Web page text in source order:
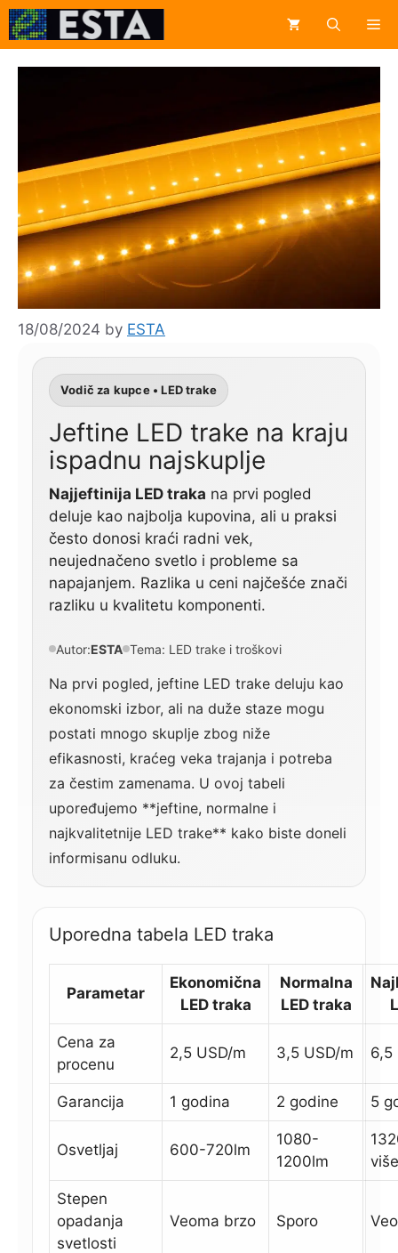
Skip
to
content
18/08/2024 by ESTA
Vodič za kupce • LED trake
Jeftine LED trake na kraju
ispadnu najskuplje
Najjeftinija LED traka na prvi pogled
deluje kao najbolja kupovina, ali u praksi
često donosi kraći radni vek,
neujednačeno svetlo i probleme sa
napajanjem. Razlika u ceni najčešće znači
razliku u kvalitetu komponenti.
Autor:ESTA Tema: LED trake i troškovi
Na prvi pogled, jeftine LED trake deluju kao
ekonomski izbor, ali na duže staze mogu
postati mnogo skuplje zbog niže
efikasnosti, kraćeg veka trajanja i potreba
za čestim zamenama. U ovoj tabeli
upoređujemo **jeftine, normalne i
najkvalitetnije LED trake** kako biste doneli
informisanu odluku.
Uporedna tabela LED traka
Parametar
Ekonomična
LED traka
Normalna
LED traka
Cena za
procenu
2,5 USD/m 3,5 USD/m 6,5
Garancija 1 godina 2 godine 5
Osvetljaj 600-720lm
1080-
1200lm
više
Stepen
opadanja
svetlosti
Veoma brzo Sporo